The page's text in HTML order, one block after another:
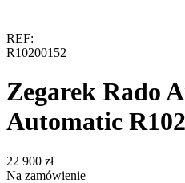
REF:
R10200152
Zegarek Rado
Automatic
‍22 900‍ zł
Na zamówienie